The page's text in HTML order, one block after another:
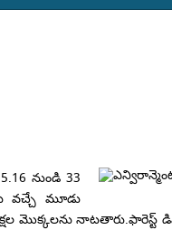
నుండి 33
వచ్చే మూడు
నాటతారు.ఫారెస్ట్